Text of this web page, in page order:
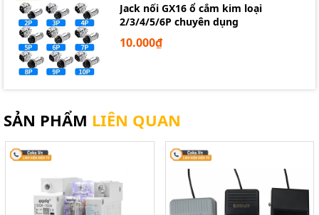
Jack nối GX16 ổ cắm kim loại
2/3/4/5/6P chuyên dụng
10.000₫
SẢN PHẨM LIÊN QUAN